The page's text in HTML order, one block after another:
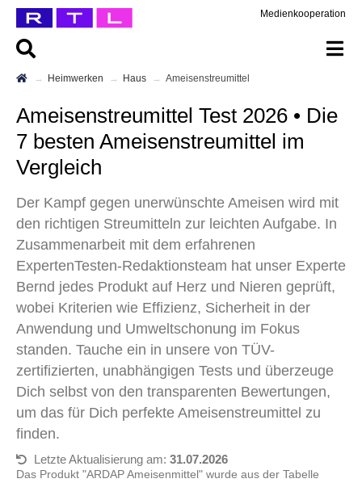
Medienkooperation
Heimwerken Haus Ameisenstreumittel
Ameisenstreumittel Test 2026 • Die
7 besten Ameisenstreumittel im
Vergleich
Der Kampf gegen unerwünschte Ameisen wird mit
den richtigen Streumitteln zur leichten Aufgabe. In
Zusammenarbeit mit dem erfahrenen
ExpertenTesten-Redaktionsteam hat unser Experte
Bernd jedes Produkt auf Herz und Nieren geprüft,
wobei Kriterien wie Effizienz, Sicherheit in der
Anwendung und Umweltschonung im Fokus
standen. Tauche ein in unsere von TÜV-
zertifizierten, unabhängigen Tests und überzeuge
Dich selbst von den transparenten Bewertungen,
um das für Dich perfekte Ameisenstreumittel zu
finden.
Letzte Aktualisierung am: 31.07.2026
Das Produkt "ARDAP Ameisenmittel" wurde aus der Tabelle